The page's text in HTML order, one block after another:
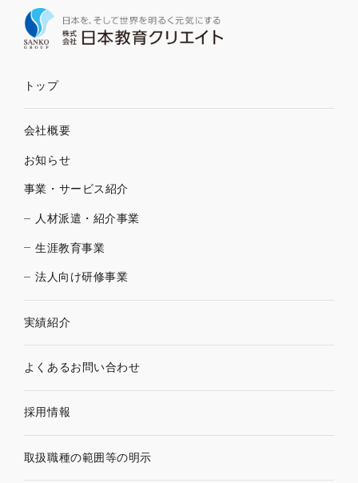
トップ
会社概要
お知らせ
事業・サービス紹介
人材派遣・紹介事業
生涯教育事業
法人向け研修事業
実績紹介
よくあるお問い合わせ
採用情報
取扱職種の範囲等の明示